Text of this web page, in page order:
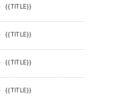
{{TITLE}}
{{TITLE}}
{{TITLE}}
{{TITLE}}